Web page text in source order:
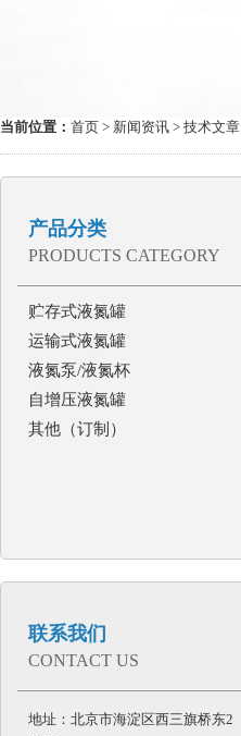
当前位置： 首页 > 新闻资讯 > 技术文章
产品分类
PRODUCTS CATEGORY
贮存式液氮罐
运输式液氮罐
液氮泵/液氮杯
自增压液氮罐
其他（订制）
联系我们
CONTACT US
地址：北京市海淀区西三旗桥东2